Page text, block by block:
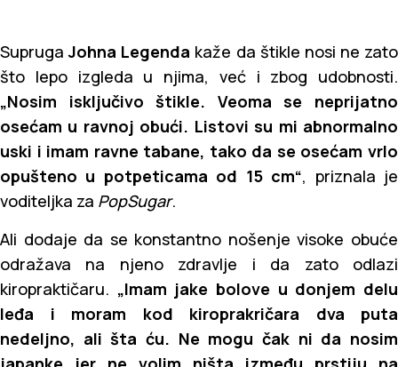
SuprugaJohna Legenda kaže da štikle nosi ne zato
što lepo izgleda u njima, već i zbog udobnosti.
„Nosim isključivo štikle. Veoma se neprijatno
osećam u ravnoj obući. Listovi su mi abnormalno
uski i imam ravne tabane, tako da se osećam vrlo
opušteno u potpeticama od 15 cm“, priznala je
voditeljka za PopSugar.
Ali dodaje da se konstantno nošenje visoke obuće
odražava na njeno zdravlje i da zato odlazi
kiropraktičaru. „Imam jake bolove u donjem delu
leđa i moram kod kiroprakričara dva puta
nedeljno, ali šta ću. Ne mogu čak ni da nosim